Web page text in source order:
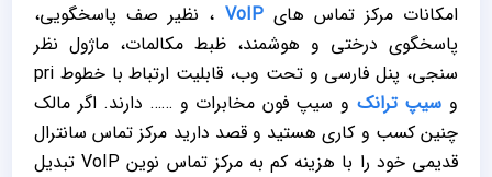
امکانات مرکز تماس هایVoIP ، نظیر صف پاسخگویی،
پاسخگوی درختی و هوشمند، ظبط مکالمات، ماژول نظر
سنجی، پنل فارسی و تحت وب، قابلیت ارتباط با خطوط pri
و سیپ ترانک و سیپ فون مخابرات و …… دارند. اگر مالک
چنین کسب و کاری هستید و قصد دارید مرکز تماس سانترال
قدیمی خود را با هزینه کم به مرکز تماس نوین VoIP تبدیل